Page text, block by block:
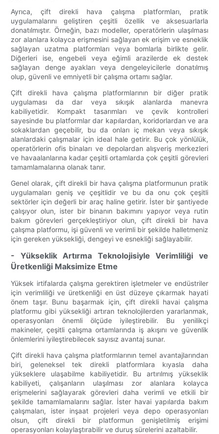
Ayrıca, çift direkli hava çalışma platformları, pratik
uygulamalarını geliştiren çeşitli özellik ve aksesuarlarla
donatılmıştır. Örneğin, bazı modeller, operatörlerin ulaşılması
zor alanlara kolayca erişmesini sağlayan ek erişim ve esneklik
sağlayan uzatma platformları veya bomlarla birlikte gelir.
Diğerleri ise, engebeli veya eğimli arazilerde ek destek
sağlayan denge ayakları veya dengeleyicilerle donatılmış
olup, güvenli ve emniyetli bir çalışma ortamı sağlar.
Çift direkli hava çalışma platformlarının bir diğer pratik
uygulaması da dar veya sıkışık alanlarda manevra
kabiliyetidir. Kompakt tasarımları ve çevik kontrolleri
sayesinde bu platformlar dar kapılardan, koridorlardan ve ara
sokaklardan geçebilir, bu da onları iç mekan veya sıkışık
alanlardaki çalışmalar için ideal hale getirir. Bu çok yönlülük,
operatörlerin ofis binaları ve depolardan alışveriş merkezleri
ve havaalanlarına kadar çeşitli ortamlarda çok çeşitli görevleri
tamamlamalarına olanak tanır.
Genel olarak, çift direkli bir hava çalışma platformunun pratik
uygulamaları geniş ve çeşitlidir ve bu da onu çok çeşitli
sektörler için değerli bir araç haline getirir. İster bir şantiyede
çalışıyor olun, ister bir binanın bakımını yapıyor veya rutin
bakım görevleri gerçekleştiriyor olun, çift direkli bir hava
çalışma platformu, işi güvenli ve verimli bir şekilde halletmeniz
için gereken yüksekliği, dengeyi ve esnekliği sağlayabilir.
- Yükseklik Artırma Teknolojisiyle Verimliliği ve
Üretkenliği Maksimize Etme
Yüksek irtifalarda çalışma gerektiren işletmeler ve endüstriler
için verimliliği ve üretkenliği en üst düzeye çıkarmak hayati
önem taşır. Bunu başarmak için, çift direkli havai çalışma
platformu gibi yüksekliği artıran teknolojilerden yararlanmak,
operasyonları önemli ölçüde iyileştirebilir. Bu yenilikçi
makineler, çeşitli çalışma ortamlarında iş akışını ve güvenlik
önlemlerini iyileştirebilecek sayısız avantaj sunar.
Çift direkli hava çalışma platformlarının temel avantajlarından
biri, geleneksel tek direkli platformlara kıyasla daha
yükseklere ulaşabilme kabiliyetidir. Bu artırılmış yükseklik
kabiliyeti, çalışanların ulaşılması zor alanlara kolayca
erişmelerini sağlayarak görevleri daha verimli ve etkili bir
şekilde tamamlamalarını sağlar. İster havai yapılarda bakım
çalışmaları, ister inşaat projeleri veya depo operasyonları
olsun, çift direkli bir platformun genişletilmiş erişimi
operasyonları kolaylaştırabilir ve duruş sürelerini azaltabilir.